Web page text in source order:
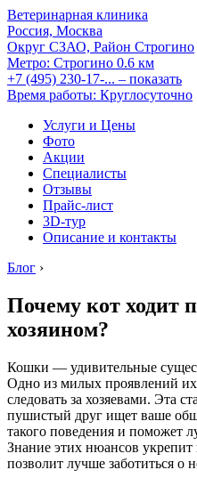
Ветеринарная клиника
Россия, Москва
Округ СЗАО, Район Строгино
Метро: Строгино 0.6 км
+7 (495) 230-17-... – показать
Время работы: Круглосуточно
Услуги и Цены
Фото
Акции
Специалисты
Отзывы
Прайс-лист
3D-тур
Описание и контакты
Блог ›
Почему кот ходит
хозяином?
Кошки — удивительные
Одно из милых проявлений
следовать за хозяевами. Эта
пушистый друг ищет ваше
такого поведения и поможет
Знание этих нюансов
позволит лучше заботиться о